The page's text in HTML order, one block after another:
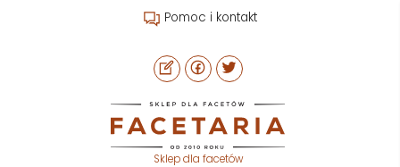
Pomoc i kontakt
Sklep dla facetów